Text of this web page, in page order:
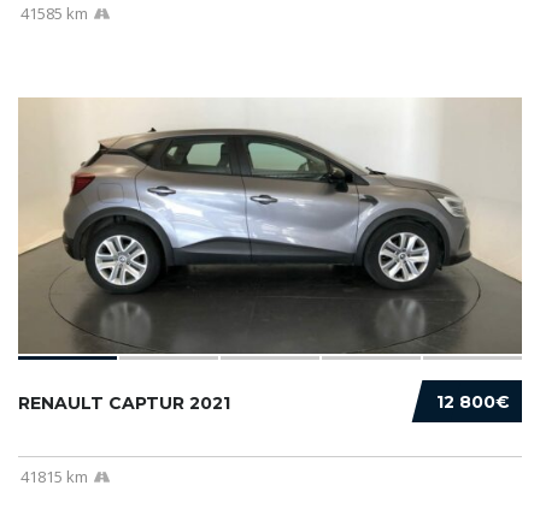
41585 km
12 800€
RENAULT CAPTUR 2021
41815 km